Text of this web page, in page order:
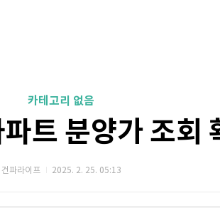
카테고리 없음
트 분양가 조회
건파라이프 2025. 2. 25. 05:13